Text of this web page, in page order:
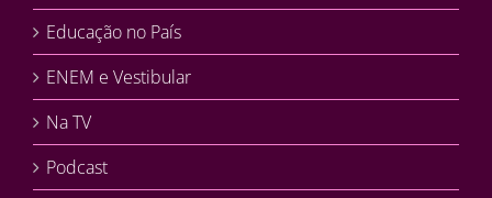
Educação no País
ENEM e Vestibular
Na TV
Podcast